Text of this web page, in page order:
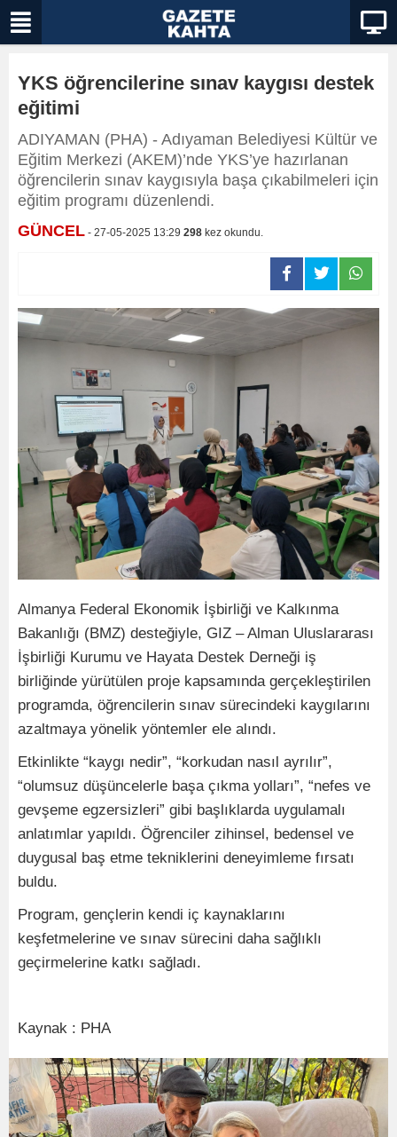
YKS öğrencilerine sınav kaygısı destek
eğitimi
ADIYAMAN (PHA) - Adıyaman Belediyesi Kültür ve
Eğitim Merkezi (AKEM)’nde YKS’ye hazırlanan
öğrencilerin sınav kaygısıyla başa çıkabilmeleri için
eğitim programı düzenlendi.
GÜNCEL - 27-05-2025 13:29 298 kez okundu.
Almanya Federal Ekonomik İşbirliği ve Kalkınma
Bakanlığı (BMZ) desteğiyle, GIZ – Alman Uluslararası
İşbirliği Kurumu ve Hayata Destek Derneği iş
birliğinde yürütülen proje kapsamında gerçekleştirilen
programda, öğrencilerin sınav sürecindeki kaygılarını
azaltmaya yönelik yöntemler ele alındı.
Etkinlikte “kaygı nedir”, “korkudan nasıl ayrılır”,
“olumsuz düşüncelerle başa çıkma yolları”, “nefes ve
gevşeme egzersizleri” gibi başlıklarda uygulamalı
anlatımlar yapıldı. Öğrenciler zihinsel, bedensel ve
duygusal baş etme tekniklerini deneyimleme fırsatı
buldu.
Program, gençlerin kendi iç kaynaklarını
keşfetmelerine ve sınav sürecini daha sağlıklı
geçirmelerine katkı sağladı.
Kaynak : PHA